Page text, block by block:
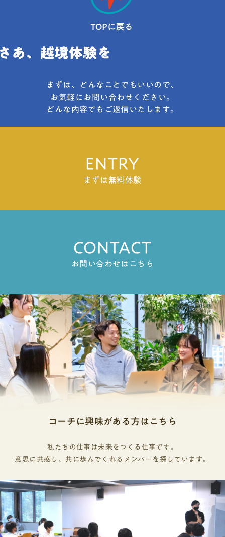
まずは、どんなことでもいいので、
お気軽にお問い合わせください。
どんな内容でもご返信いたします。
ENTRY
まずは無料体験
CONTACT
お問い合わせはこちら
コーチに興味がある方はこちら
私たちの仕事は未来をつくる仕事です。
意思に共感し、共に歩んでくれるメンバーを探しています。